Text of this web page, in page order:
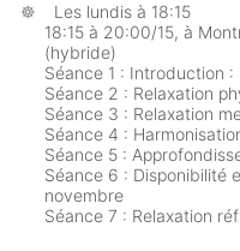
Les lundis à 18:15
18:15 à 20:00/15, à
(hybride)
Séance 1 : Introduction
Séance 2 : Relaxation
Séance 3 : Relaxation
Séance 4 :
Séance 5 :
Séance 6 : Disponibilité
novembre
Séance 7 : Relaxation